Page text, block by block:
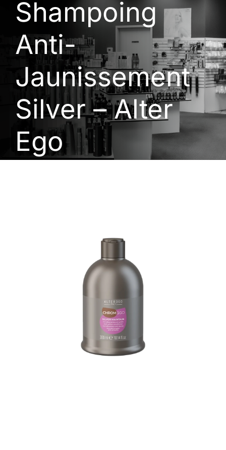
Shampoing
Anti-
Jaunissement
Silver – Alter
Ego